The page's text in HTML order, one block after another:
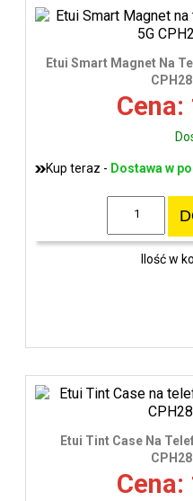
Etui Smart Magnet Na
Cena:
Kup teraz - Dostawa w
Ilość w
Etui Tint Case Na
Cena: